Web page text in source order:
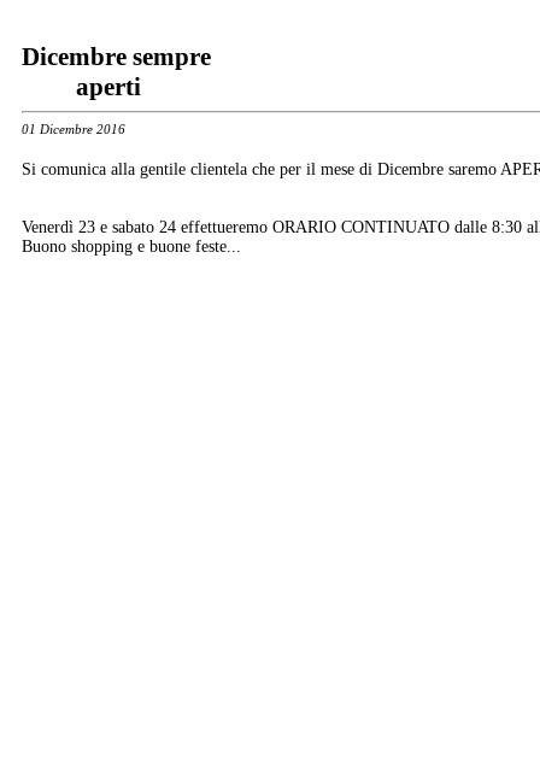
Dicembre sempre
aperti
01 Dicembre 2016
Si comunica alla gentile clientela che per il mese di Dicembre saremo
Venerdì 23 e sabato 24 effettueremo ORARIO CONTINUATO dalle 8:30
Buono shopping e buone feste...